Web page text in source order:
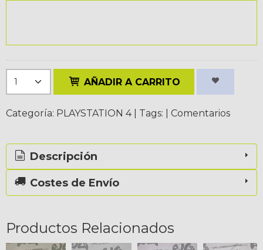
AÑADIR A CARRITO
Categoría: PLAYSTATION 4 Tags: Comentarios
Descripción
Costes de Envío
Productos Relacionados